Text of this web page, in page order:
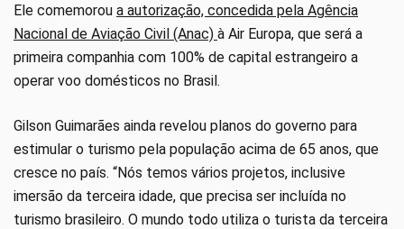
Ele comemorou a autorização, concedida pela Agência
Nacional de Aviação Civil (Anac) à Air Europa, que será a
primeira companhia com 100% de capital estrangeiro a
operar voo domésticos no Brasil.
Gilson Guimarães ainda revelou planos do governo para
estimular o turismo pela população acima de 65 anos, que
cresce no país. “Nós temos vários projetos, inclusive
imersão da terceira idade, que precisa ser incluída no
turismo brasileiro. O mundo todo utiliza o turista da terceira